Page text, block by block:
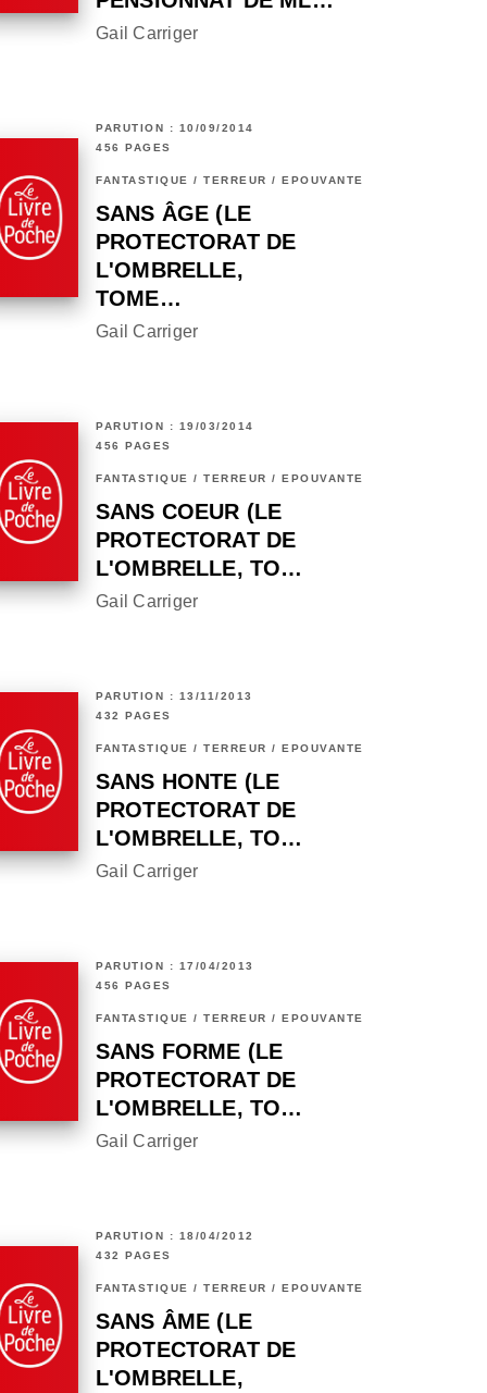
Gail Carriger
PARUTION : 10/09/2014
456 PAGES
FANTASTIQUE / TERREUR / EPOUVANTE
SANS ÂGE (LE
PROTECTORAT DE
L'OMBRELLE,
TOME…
Gail Carriger
PARUTION : 19/03/2014
456 PAGES
FANTASTIQUE / TERREUR / EPOUVANTE
SANS COEUR (LE
PROTECTORAT DE
L'OMBRELLE, TO…
Gail Carriger
PARUTION : 13/11/2013
432 PAGES
FANTASTIQUE / TERREUR / EPOUVANTE
SANS HONTE (LE
PROTECTORAT DE
L'OMBRELLE, TO…
Gail Carriger
PARUTION : 17/04/2013
456 PAGES
FANTASTIQUE / TERREUR / EPOUVANTE
SANS FORME (LE
PROTECTORAT DE
L'OMBRELLE, TO…
Gail Carriger
PARUTION : 18/04/2012
432 PAGES
FANTASTIQUE / TERREUR / EPOUVANTE
SANS ÂME (LE
PROTECTORAT DE
L'OMBRELLE,